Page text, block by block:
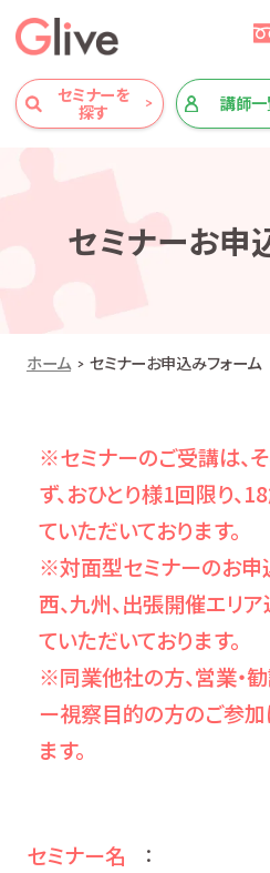
セミナーを
探す
講師一
セミナーお申
ホーム セミナーお申込みフォーム
※セミナーのご受講は、
ず、おひとり様1回限り、
ていただいております。
※対面型セミナーのお申
西、九州、出張開催エリ
ていただいております。
※同業他社の方、営業・
ー視察目的の方のご参加
ます。
セミナー名 ：